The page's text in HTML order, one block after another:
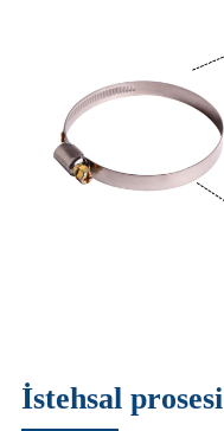
İstehsal prosesi